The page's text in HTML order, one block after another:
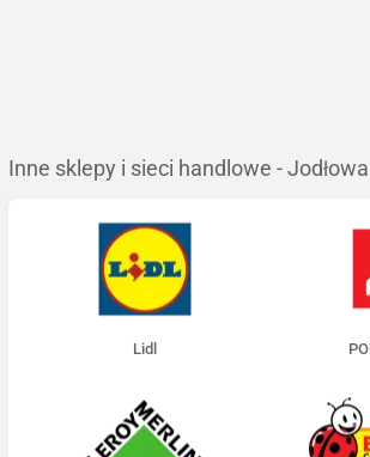
Inne sklepy i sieci handlowe - Jodłowa
Lidl